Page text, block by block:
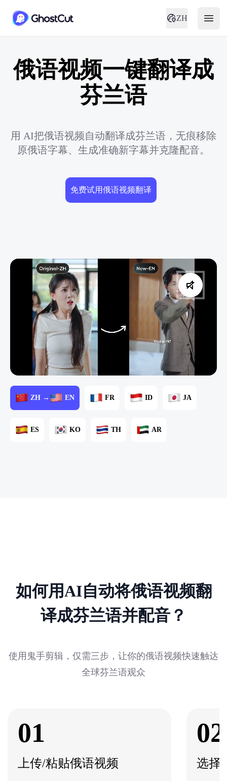
ZH
俄语视频一键翻译成
芬兰语
用 AI把俄语视频自动翻译成芬兰语，无痕移除
原俄语字幕、生成准确新字幕并克隆配音。
免费试用俄语视频翻译
ZH → EN FR ID JA
ES KO TH AR
如何用AI自动将俄语视频翻
译成芬兰语并配音？
使用鬼手剪辑，仅需三步，让你的俄语视频快速触达
全球芬兰语观众
01
上传/粘贴俄语视频
02
选择